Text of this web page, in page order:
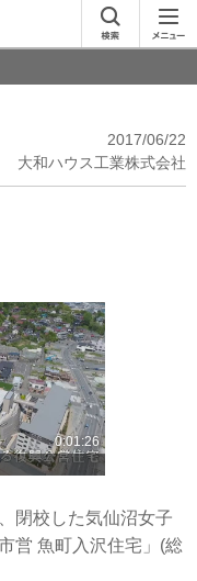
2017/06/22
大和ハウス工業株式会社
sound
0:01:26
閉校した気仙沼女子
営 魚町入沢住宅」(総